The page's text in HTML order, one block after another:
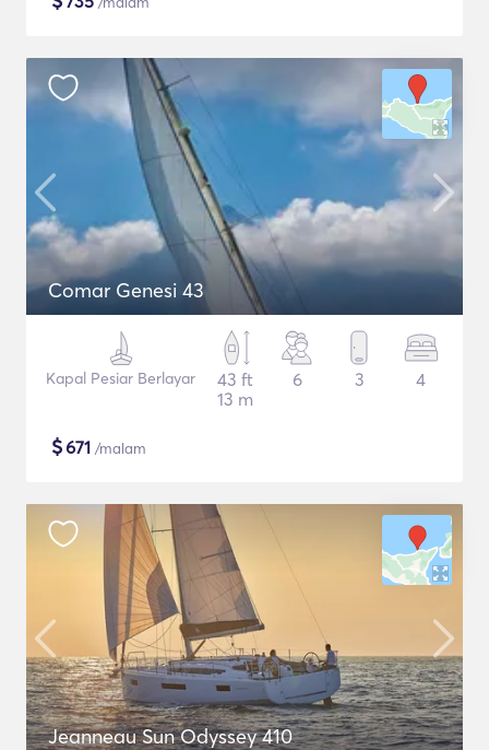
Comar Genesi 43
Kapal Pesiar Berlayar
43 ft
13 m
6 3 4
$671 /malam
Jeanneau Sun Odyssey 410